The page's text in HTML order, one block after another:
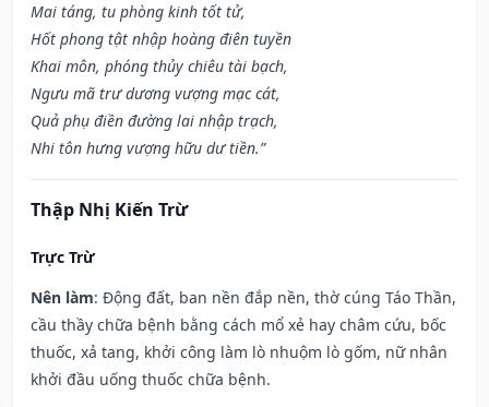
Mai táng, tu phòng kinh tốt tử,
Hốt phong tật nhập hoàng điên tuyền
Khai môn, phóng thủy chiêu tài bạch,
Ngưu mã trư dương vượng mạc cát,
Quả phụ điền đường lai nhập trạch,
Nhi tôn hưng vượng hữu dư tiền.”
Thập Nhị Kiến Trừ
Trực Trừ
Nên làm: Động đất, ban nền đắp nền, thờ cúng Táo Thần,
cầu thầy chữa bệnh bằng cách mổ xẻ hay châm cứu, bốc
thuốc, xả tang, khởi công làm lò nhuộm lò gốm, nữ nhân
khởi đầu uống thuốc chữa bệnh.